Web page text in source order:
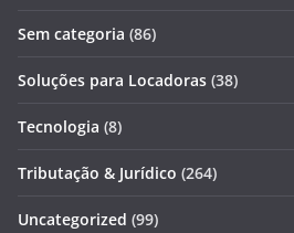
Sem categoria (86)
Soluções para Locadoras (38)
Tecnologia (8)
Tributação & Jurídico (264)
Uncategorized (99)